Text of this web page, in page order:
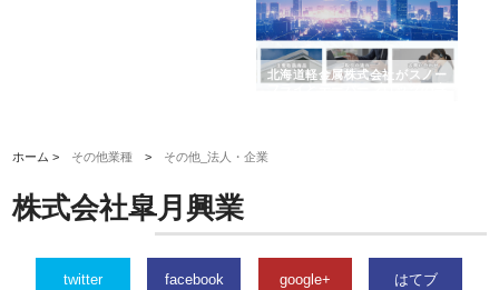
北海道軽金属株式会社がスノー
ホーム > その他業種 > その他_法人・企業
株式会社皐月興業
twitter facebook google+ はてブ